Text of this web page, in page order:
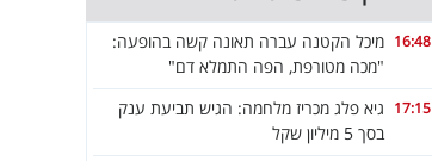
16:48 מיכל הקטנה עברה תאונה קשה בהופעה:
"מכה מטורפת, הפה התמלא דם"
17:15 גיא פלג מכריז מלחמה: הגיש תביעת ענק
בסך 5 מיליון שקל